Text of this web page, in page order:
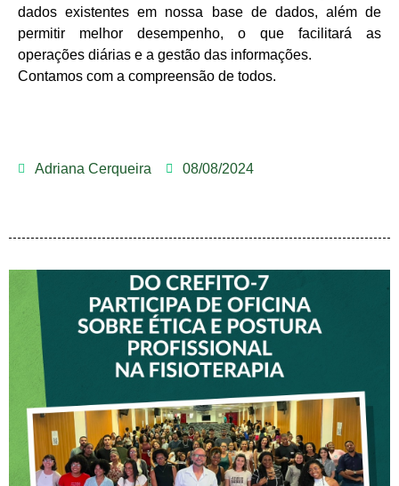
dados existentes em nossa base de dados, além de
permitir melhor desempenho, o que facilitará as
operações diárias e a gestão das informações.
Contamos com a compreensão de todos.
Adriana Cerqueira 08/08/2024
VICE-PRESIDENTE DO
CREFITO-7 PARTICIPA DE
OFICINA SOBRE ÉTICA E
POSTURA PROFISSIONAL NA
FISIOTERAPIA